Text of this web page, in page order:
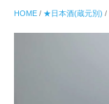
HOME / ★日本酒(蔵元別) /